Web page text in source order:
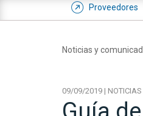
Proveedores
Noticias y
09/09/2019 | NOTICIAS